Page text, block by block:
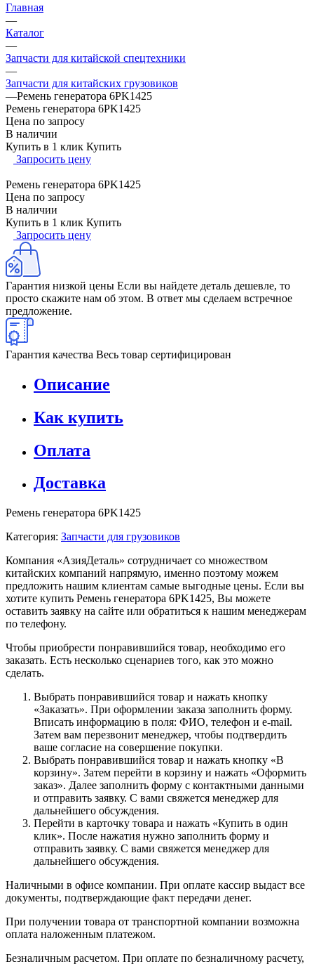
Главная
—
Каталог
—
Запчасти для китайской спецтехники
—
Запчасти для китайских грузовиков
—Ремень генератора 6PK1425
Ремень генератора 6PK1425
Цена по запросу
В наличии
Купить в 1 клик Купить
Запросить цену
Ремень генератора 6PK1425
Цена по запросу
В наличии
Купить в 1 клик Купить
Запросить цену
Гарантия низкой цены Если вы найдете деталь дешевле, то
просто скажите нам об этом. В ответ мы сделаем встречное
предложение.
Гарантия качества Весь товар сертифицирован
Описание
Как купить
Оплата
Доставка
Ремень генератора 6PK1425
Категория: Запчасти для грузовиков
Компания «АзияДеталь» сотрудничает со множеством
китайских компаний напрямую, именно поэтому можем
предложить нашим клиентам самые выгодные цены. Если вы
хотите купить Ремень генератора 6PK1425, Вы можете
оставить заявку на сайте или обратиться к нашим менеджерам
по телефону.
Чтобы приобрести понравившийся товар, необходимо его
заказать. Есть несколько сценариев того, как это можно
сделать.
Выбрать понравившийся товар и нажать кнопку
«Заказать». При оформлении заказа заполнить форму.
Вписать информацию в поля: ФИО, телефон и e-mail.
Затем вам перезвонит менеджер, чтобы подтвердить
ваше согласие на совершение покупки.
Выбрать понравившийся товар и нажать кнопку «В
корзину». Затем перейти в корзину и нажать «Оформить
заказ». Далее заполнить форму с контактными данными
и отправить заявку. С вами свяжется менеджер для
дальнейшего обсуждения.
Перейти в карточку товара и нажать «Купить в один
клик». После нажатия нужно заполнить форму и
отправить заявку. С вами свяжется менеджер для
дальнейшего обсуждения.
Наличными в офисе компании. При оплате кассир выдаст все
документы, подтверждающие факт передачи денег.
При получении товара от транспортной компании возможна
оплата наложенным платежом.
Безналичным расчетом. При оплате по безналичному расчету,